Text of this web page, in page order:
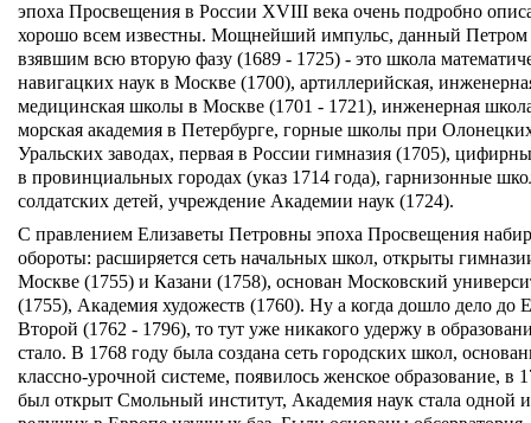
эпоха Просвещения в России XVIII века очень подробно
хорошо всем известны. Мощнейший импульс, данный
взявшим всю вторую фазу (1689 - 1725) - это школа
навигацких наук в Москве (1700), артиллерийская,
медицинская школы в Москве (1701 - 1721), инженерная
морская академия в Петербурге, горные школы при
Уральских заводах, первая в России гимназия (1705),
в провинциальных городах (указ 1714 года), гарнизонные
солдатских детей, учреждение Академии наук (1724).
С правлением Елизаветы Петровны эпоха Просвещения
обороты: расширяется сеть начальных школ, открыты
Москве (1755) и Казани (1758), основан Московский
(1755), Академия художеств (1760). Ну а когда дошло дело до
Второй (1762 - 1796), то тут уже никакого удержу в
стало. В 1768 году была создана сеть городских школ,
классно-урочной системе, появилось женское образование, в
был открыт Смольный институт, Академия наук стала одной